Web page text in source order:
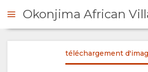
Okonjima African
téléchargement